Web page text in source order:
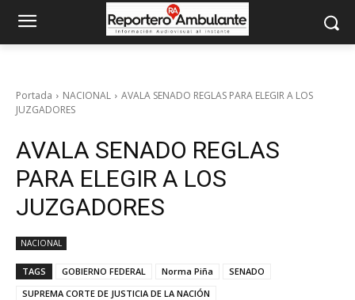
Portada NACIONAL
AVALA SENADO REGLAS PARA ELEGIR A LOS
JUZGADORES
AVALA SENADO REGLAS
PARA ELEGIR A LOS
JUZGADORES
NACIONAL
TAGS GOBIERNO FEDERAL Norma Piña
SENADO
SUPREMA CORTE DE JUSTICIA DE LA NACIÓN